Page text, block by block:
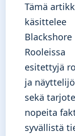
Tämä
käsittelee
Blackshore
Rooleissa
esitettyjä
ja
sekä
nopeita
syvällistä